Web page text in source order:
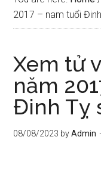
2017 – nam tuổi
Xem tử
năm
Đinh Tỵ
08/08/2023 byAdmin